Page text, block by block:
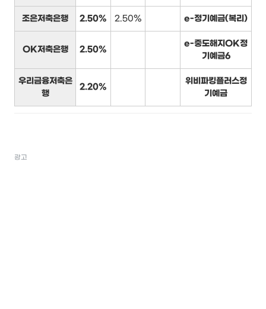
조은저축은행 2.50% 2.50% e-정기예금(복리)
OK저축은행 2.50%
e-중도해지OK정
기예금6
우리금융저축은
행
2.20%
위비파킹플러스정
기예금
광고